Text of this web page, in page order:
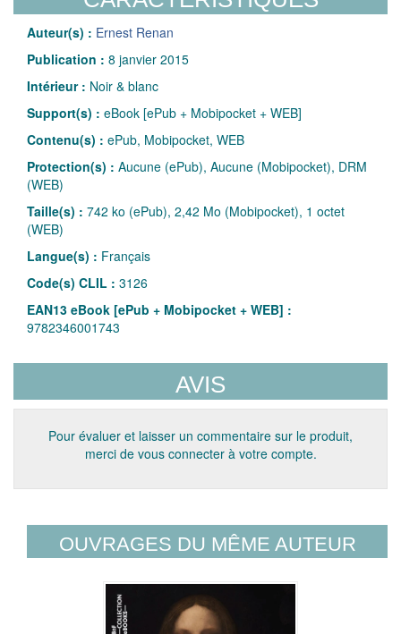
Auteur(s) : Ernest Renan
Publication : 8 janvier 2015
Intérieur : Noir & blanc
Support(s) : eBook [ePub + Mobipocket + WEB]
Contenu(s) : ePub, Mobipocket, WEB
Protection(s) : Aucune (ePub), Aucune (Mobipocket), DRM
(WEB)
Taille(s) : 742 ko (ePub), 2,42 Mo (Mobipocket), 1 octet
(WEB)
Langue(s) : Français
Code(s) CLIL : 3126
EAN13 eBook [ePub + Mobipocket + WEB] :
9782346001743
AVIS
Pour évaluer et laisser un commentaire sur le produit,
merci de vous connecter à votre compte.
OUVRAGES DU MÊME AUTEUR